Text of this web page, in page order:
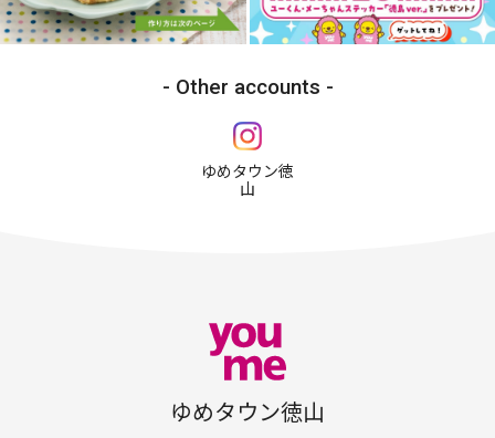
Other accounts
ゆめタウン徳
山
ゆめタウン徳山